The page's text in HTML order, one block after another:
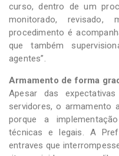
curso, dentro de um
monitorado,
procedimento é
que também
agentes”.
Armamento de forma
Apesar das
servidores, o armamento
porque a
técnicas e legais. A
entraves que